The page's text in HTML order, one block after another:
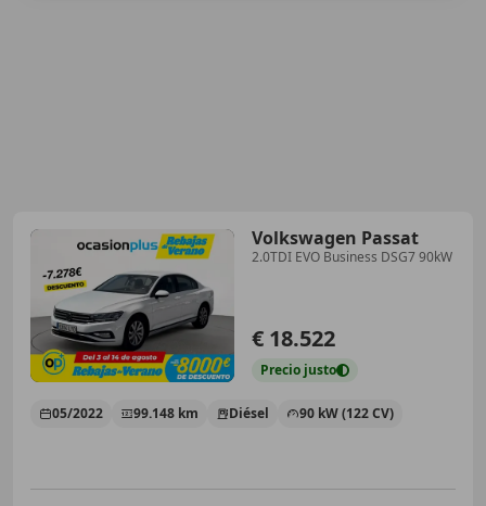
Volkswagen Passat
2.0TDI EVO Business DSG7 90kW
€ 18.522
Precio justo
05/2022 99.148 km Diésel 90 kW (122 CV)